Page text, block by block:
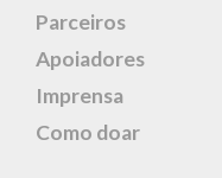
Parceiros
Apoiadores
Imprensa
Como doar